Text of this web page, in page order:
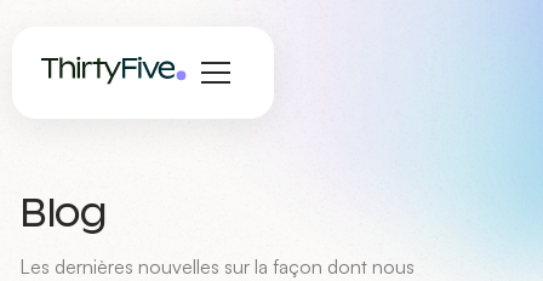
Blog
Les dernières nouvelles sur la façon dont nous